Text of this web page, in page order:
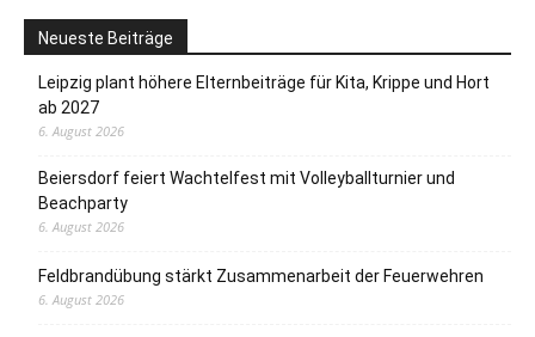
Neueste Beiträge
Leipzig plant höhere Elternbeiträge für Kita, Krippe und Hort
ab 2027
6. August 2026
Beiersdorf feiert Wachtelfest mit Volleyballturnier und
Beachparty
6. August 2026
Feldbrandübung stärkt Zusammenarbeit der Feuerwehren
6. August 2026